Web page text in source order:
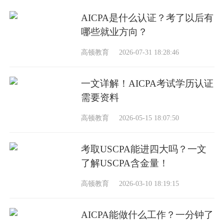
AICPA是什么认证？考了以后有
哪些就业方向？
高顿教育 2026-07-31 18:28:46
一文详解！AICPA考试学历认证
需要资料
高顿教育 2026-05-15 18:07:50
考取USCPA能进四大吗？一文
了解USCPA含金量！
高顿教育 2026-03-10 18:19:15
AICPA能做什么工作？一分钟了